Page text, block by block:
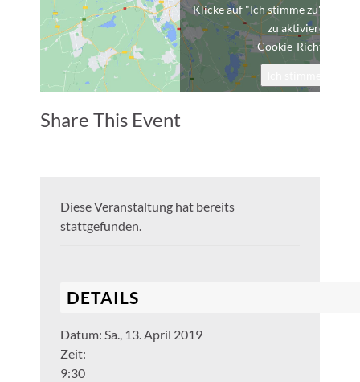
Klicke auf "Ich stimme zu", um
zu aktivieren
Cookie-Richtlinie
Share This Event
Diese Veranstaltung hat bereits
stattgefunden.
DETAILS
Datum: Sa., 13. April 2019
Zeit:
9:30